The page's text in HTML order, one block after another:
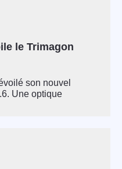
le Trimagon
son nouvel
Une optique